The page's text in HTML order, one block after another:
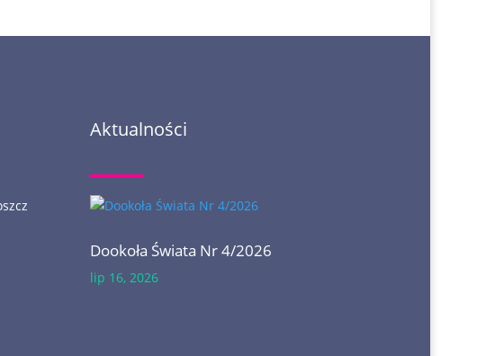
Aktualności
Dookoła Świata Nr 4/2026
lip 16, 2026